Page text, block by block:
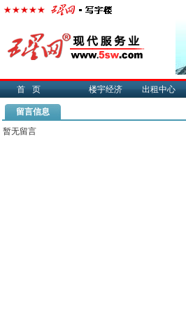
首页 楼宇经济 出租中心
留言信息
暂无留言